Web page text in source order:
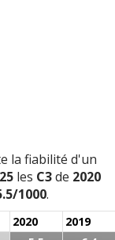
la fiabilité d'un
les C3de 2020
1000.
2020
2019